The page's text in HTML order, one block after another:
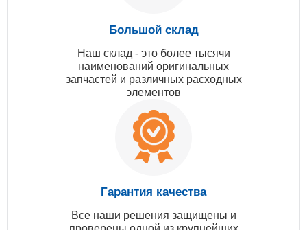
Большой склад
Наш склад - это более тысячи
наименований оригинальных
запчастей и различных расходных
элементов
Гарантия качества
Все наши решения защищены и